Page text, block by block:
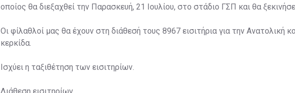
οποίος θα διεξαχθεί την Παρασκευή, 21 Ιουλίου, στο στάδιο ΓΣΠ και θα
Οι φίλαθλοί μας θα έχουν στη διάθεσή τους 8967 εισιτήρια για την Ανατολική
κερκίδα.
Ισχύει η ταξιθέτηση των εισιτηρίων.
Διάθεση εισιτηρίων